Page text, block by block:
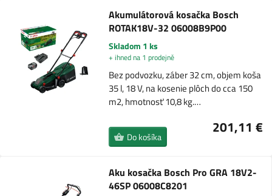
Akumulátorová kosačka Bosch
ROTAK18V-32 06008B9P00
Skladom 1 ks
+ ihned na 1 prodejně
Bez podvozku, záber 32 cm, objem koša
35 l, 18 V, na kosenie plôch do cca 150
m2, hmotnosť 10,8 kg.…
201,11 €
Do košíka
Aku kosačka Bosch Pro GRA 18V2-
46SP 06008C8201